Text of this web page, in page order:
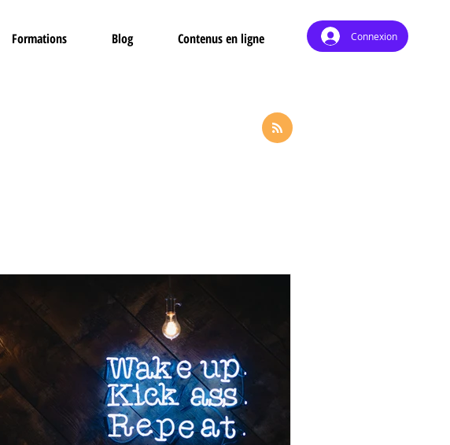
Formations Blog Contenus en ligne Connexion